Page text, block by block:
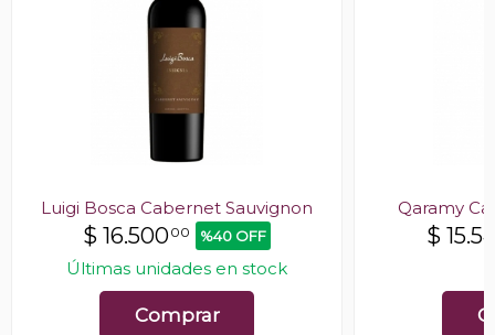
Luigi Bosca Cabernet Sauvignon
$ 16.50000 %40 OFF
Últimas unidades en stock
Comprar
Qaramy
$